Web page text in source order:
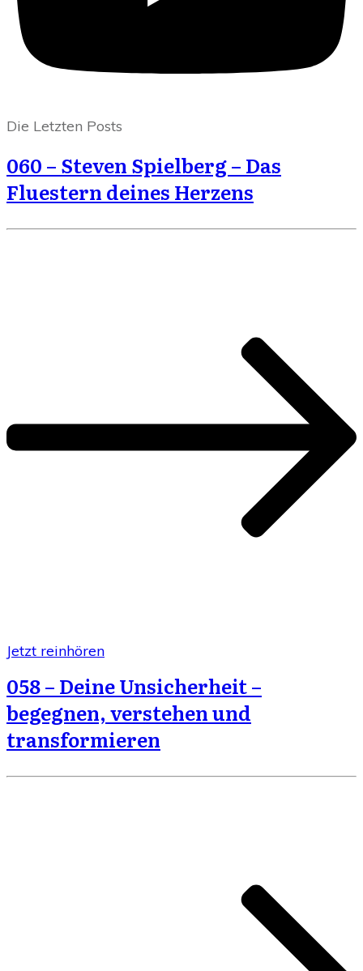
Die Letzten Posts
060 – Steven Spielberg – Das
Fluestern deines Herzens
Jetzt reinhören
058 – Deine Unsicherheit –
begegnen, verstehen und
transformieren